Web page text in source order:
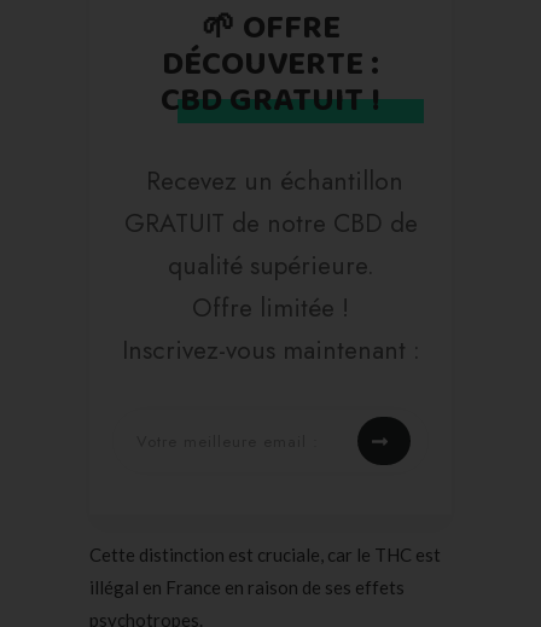
🌱 OFFRE
DÉCOUVERTE :
CBD GRATUIT !
Recevez un échantillon
GRATUIT de notre CBD de
qualité supérieure.
Offre limitée !
Inscrivez-vous maintenant :
Cette distinction est cruciale, car le THC est
illégal en France en raison de ses effets
psychotropes.